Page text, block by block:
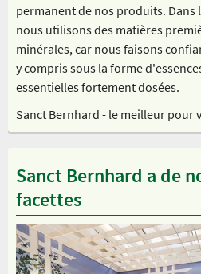
permanent de nos produits. Dans
nous utilisons des matières
minérales, car nous faisons
y compris sous la forme
essentielles fortement dosées.
Sanct Bernhard - le meilleur pour
Sanct Bernhard a de
facettes